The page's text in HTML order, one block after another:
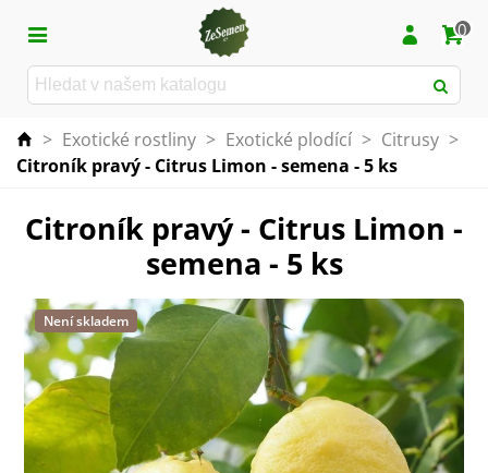
0
> Exotické rostliny > Exotické plodící > Citrusy >
Citroník pravý - Citrus Limon - semena - 5 ks
Citroník pravý - Citrus Limon -
semena - 5 ks
Není skladem